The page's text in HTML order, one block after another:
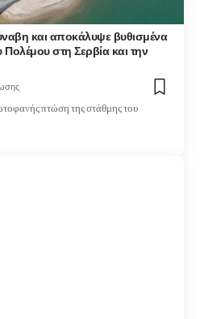
και αποκάλυψε βυθισμένα
στη Σερβία και την
πτώση της στάθμης του